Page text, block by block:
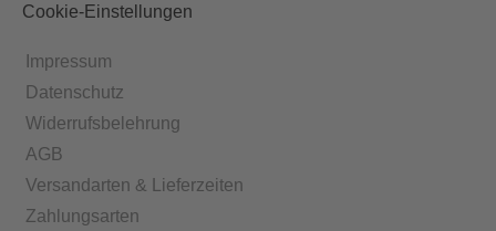
Cookie-Einstellungen
Impressum
Datenschutz
Widerrufsbelehrung
AGB
Versandarten & Lieferzeiten
Zahlungsarten